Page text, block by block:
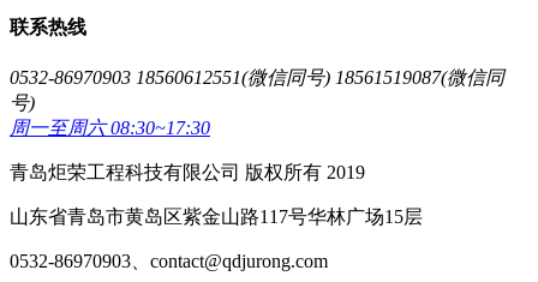
联系热线
0532-86970903 18560612551(微信同号) 18561519087(微信同
号)
周一至周六 08:30~17:30
青岛炬荣工程科技有限公司 版权所有 2019
山东省青岛市黄岛区紫金山路117号华林广场15层
0532-86970903、contact@qdjurong.com